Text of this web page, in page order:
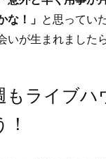
な！」 と思ってい
いが生まれました
もライブハ